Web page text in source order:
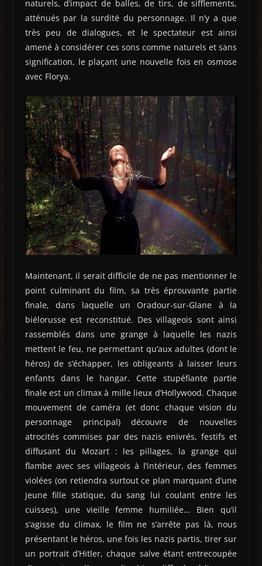
naturels, d’impact de balles, de tirs, de sifflements,
atténués par la surdité du personnage. Il n’y a que
très peu de dialogues, et le spectateur est ainsi
amené à considérer ces sons comme naturels et sans
signification, le plaçant une nouvelle fois en osmose
avec Florya.
Maintenant, il serait difficile de ne pas mentionner le
point culminant du film, sa très éprouvante partie
finale, dans laquelle un Oradour-sur-Glane à la
biélorusse est reconstitué. Des villageois sont ainsi
rassemblés dans une grange à laquelle les nazis
mettent le feu, ne permettant qu’aux adultes (dont le
héros) de s’échapper, les obligeants à laisser leurs
enfants dans le hangar. Cette stupéfiante partie
finale est un climax à mille lieux d’Hollywood. Chaque
mouvement de caméra (et donc chaque vision du
personnage principal) découvre de nouvelles
atrocités commises par des nazis enivrés, festifs et
diffusant du Mozart : les pillages, la grange qui
flambe avec ses villageois à l’intérieur, des femmes
violées (on retiendra surtout ce plan marquant d’une
jeune fille statique, du sang lui coulant entre les
cuisses), une vieille femme humiliée… Bien qu’il
s’agisse du climax, le film ne s’arrête pas là, nous
présentant le héros, une fois les nazis partis, tirer sur
un portrait d’Hitler, chaque salve étant entrecoupée